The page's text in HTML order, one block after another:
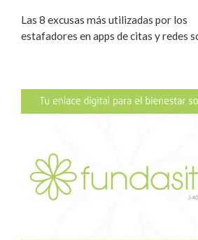
Las 8 excusas más utilizadas por los
estafadores en apps de citas y redes